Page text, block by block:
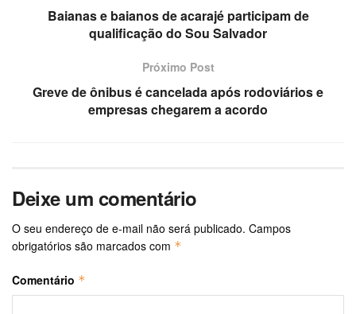
Baianas e baianos de acarajé participam de
qualificação do Sou Salvador
Próximo Post
Greve de ônibus é cancelada após rodoviários e
empresas chegarem a acordo
Deixe um comentário
O seu endereço de e-mail não será publicado. Campos
obrigatórios são marcados com *
Comentário *